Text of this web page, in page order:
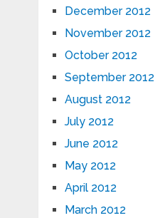
December 2012
November 2012
October 2012
September 2012
August 2012
July 2012
June 2012
May 2012
April 2012
March 2012